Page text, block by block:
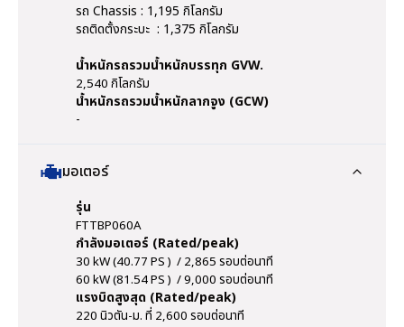
รถ Chassis : 1,195 กิโลกรัม
รถติดตั้งกระบะ : 1,375 กิโลกรัม
น้ำหนักรถรวมน้ำหนักบรรทุก GVW.
2,540 กิโลกรัม
น้ำหนักรถรวมน้ำหนักลากจูง (GCW)
-
มอเตอร์
รุ่น
FTTBP060A
กำลังมอเตอร์ (Rated/peak)
30 kW (40.77 PS ) / 2,865 รอบต่อนาที
60 kW (81.54 PS ) / 9,000 รอบต่อนาที
แรงบิดสูงสุด (Rated/peak)
220 นิวตัน-ม. ที่ 2,600 รอบต่อนาที